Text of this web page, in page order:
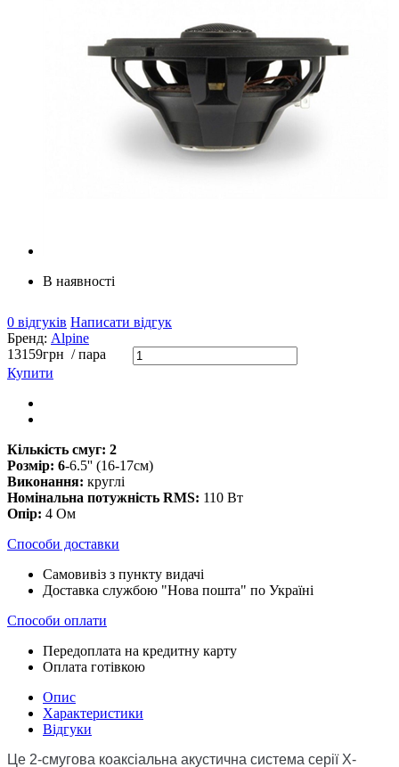
В наявності
0 відгуків Написати відгук
Бренд: Alpine
13159грн / пара
Купити
Кількість смуг: 2
Розмір: 6-6.5'' (16-17см)
Виконання: круглі
Номінальна потужність RMS: 110 Вт
Опір: 4 Ом
Способи доставки
Самовивіз з пункту видачі
Доставка службою "Нова пошта" по Україні
Способи оплати
Передоплата на кредитну карту
Оплата готівкою
Опис
Характеристики
Відгуки
Це 2-смугова коаксіальна акустична система серії X-